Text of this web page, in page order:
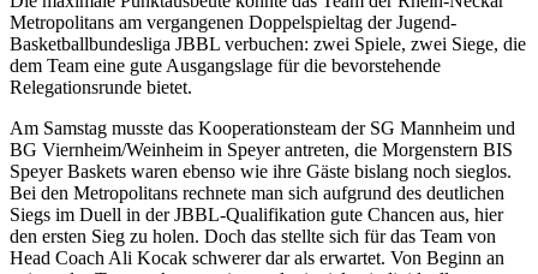
Metropolitans am vergangenen Doppelspieltag der Jugend-
Basketballbundesliga JBBL verbuchen: zwei Spiele, zwei Siege, die
dem Team eine gute Ausgangslage für die bevorstehende
Relegationsrunde bietet.
Am Samstag musste das Kooperationsteam der SG Mannheim und
BG Viernheim/Weinheim in Speyer antreten, die Morgenstern BIS
Speyer Baskets waren ebenso wie ihre Gäste bislang noch sieglos.
Bei den Metropolitans rechnete man sich aufgrund des deutlichen
Siegs im Duell in der JBBL-Qualifikation gute Chancen aus, hier
den ersten Sieg zu holen. Doch das stellte sich für das Team von
Head Coach Ali Kocak schwerer dar als erwartet. Von Beginn an